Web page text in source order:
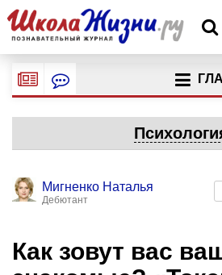
Мигненко Наталья
Дебютант
Как зовут вас